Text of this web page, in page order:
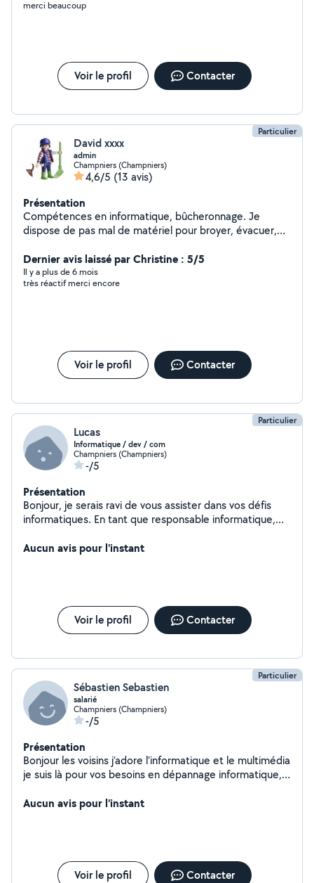
merci beaucoup
Voir le profil Contacter
Particulier
David xxxx
admin
Champniers (Champniers)
4,6/5 (13 avis)
Présentation
Compétences en informatique, bûcheronnage. Je
dispose de pas mal de matériel pour broyer, évacuer,
Dernier avis laissé par Christine : 5/5
Il y a plus de 6 mois
très réactif merci encore
Voir le profil Contacter
Particulier
Lucas
Informatique / dev / com
Champniers (Champniers)
-/5
Présentation
Bonjour, je serais ravi de vous assister dans vos défis
informatiques. En tant que responsable informatique,
un grand groupe basé à Angoulême, j'apporte une
Aucun avis pour l'instant
Voir le profil Contacter
Particulier
Sébastien Sebastien
salarié
Champniers (Champniers)
-/5
Présentation
Bonjour les voisins j’adore l’informatique et le multimédia
je suis là pour vos besoins en dépannage informatique,
Aucun avis pour l'instant
Voir le profil Contacter